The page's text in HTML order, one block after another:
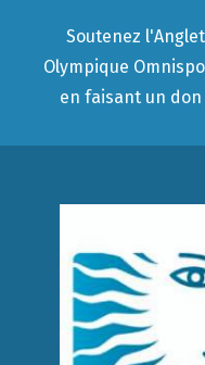
Soutenez l'Anglet
Olympique
en faisant un don